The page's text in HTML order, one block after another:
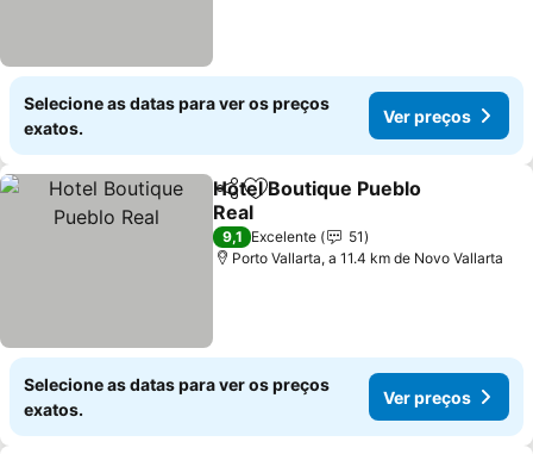
Selecione as datas para ver os preços
exatos.
Ver preços
PartilharAdicionar aos favoritos
Hotel Boutique Pueblo
Real
Ver preços
9,1 Excelente
51
Porto Vallarta, a 11.4 km de Novo Vallarta
Selecione as datas para ver os preços
exatos.
Ver preços